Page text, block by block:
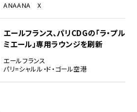
ANAANA X
エールフランス、パリCDGの「ラ・プル
ミエール」専用ラウンジを刷新
エールフランス
パリ=シャルル・ド・ゴール空港